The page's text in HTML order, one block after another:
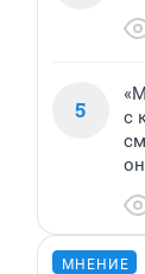
5
с
МНЕНИЕ